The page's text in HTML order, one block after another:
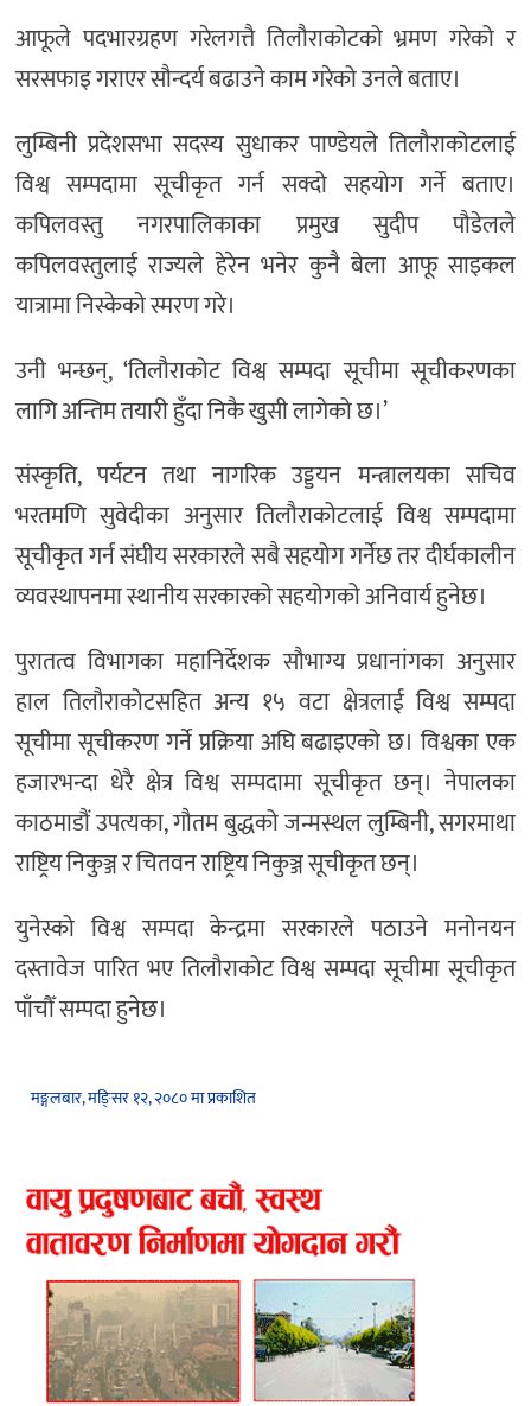
आफूले पदभारग्रहण गरेलगत्तै तिलौराकोटको भ्रमण गरेको र
सरसफाइ गराएर सौन्दर्य बढाउने काम गरेको उनले बताए।
लुम्बिनी प्रदेशसभा सदस्य सुधाकर पाण्डेयले तिलौराकोटलाई
विश्व सम्पदामा सूचीकृत गर्न सक्दो सहयोग गर्ने बताए।
कपिलवस्तु नगरपालिकाका प्रमुख सुदीप पौडेलले
कपिलवस्तुलाई राज्यले हेरेन भनेर कुनै बेला आफू साइकल
यात्रामा निस्केको स्मरण गरे।
उनी भन्छन्, ‘तिलौराकोट विश्व सम्पदा सूचीमा सूचीकरणका
लागि अन्तिम तयारी हुँदा निकै खुसी लागेको छ।’
संस्कृति, पर्यटन तथा नागरिक उड्डयन मन्त्रालयका सचिव
भरतमणि सुवेदीका अनुसार तिलौराकोटलाई विश्व सम्पदामा
सूचीकृत गर्न संघीय सरकारले सबै सहयोग गर्नेछ तर दीर्घकालीन
व्यवस्थापनमा स्थानीय सरकारको सहयोगको अनिवार्य हुनेछ।
पुरातत्व विभागका महानिर्देशक सौभाग्य प्रधानांगका अनुसार
हाल तिलौराकोटसहित अन्य १५ वटा क्षेत्रलाई विश्व सम्पदा
सूचीमा सूचीकरण गर्ने प्रक्रिया अघि बढाइएको छ। विश्वका एक
हजारभन्दा धेरै क्षेत्र विश्व सम्पदामा सूचीकृत छन्। नेपालका
काठमाडौं उपत्यका, गौतम बुद्धको जन्मस्थल लुम्बिनी, सगरमाथा
राष्ट्रिय निकुञ्ज र चितवन राष्ट्रिय निकुञ्ज सूचीकृत छन्।
युनेस्को विश्व सम्पदा केन्द्रमा सरकारले पठाउने मनोनयन
दस्तावेज पारित भए तिलौराकोट विश्व सम्पदा सूचीमा सूचीकृत
पाँचौँ सम्पदा हुनेछ।
मङ्गलबार, मङि्सर १२, २०८० मा प्रकाशित